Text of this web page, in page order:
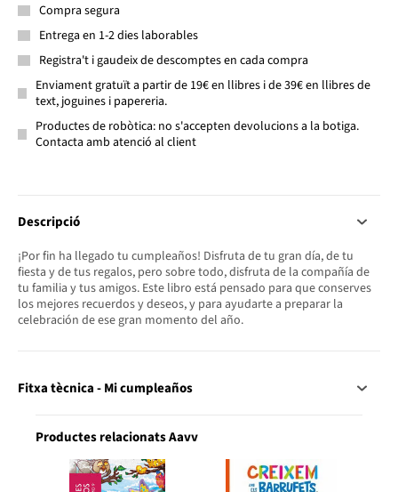
Compra segura
Entrega en 1-2 dies laborables
Registra't i gaudeix de descomptes en cada compra
Enviament gratuït a partir de 19€ en llibres i de 39€ en llibres de
text, joguines i papereria.
Productes de robòtica: no s'accepten devolucions a la botiga.
Contacta amb atenció al client
Descripció
¡Por fin ha llegado tu cumpleaños! Disfruta de tu gran día, de tu
fiesta y de tus regalos, pero sobre todo, disfruta de la compañía de
tu familia y tus amigos. Este libro está pensado para que conserves
los mejores recuerdos y deseos, y para ayudarte a preparar la
celebración de ese gran momento del año.
Fitxa tècnica - Mi cumpleaños
Productes relacionats Aavv